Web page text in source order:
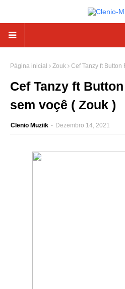
Página inicial Zouk Cef Tanzy ft Button
Cef Tanzy ft
sem voçê ( Zouk )
Clenio Muziik - Dezembro 14, 2021